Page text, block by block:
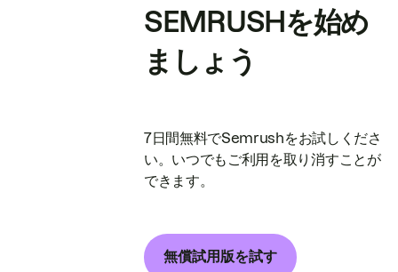
SEMRUSHを始め
ましょう
7日間無料でSemrushをお試しくださ
い。いつでもご利用を取り消すことが
できます。
無償試用版を試す